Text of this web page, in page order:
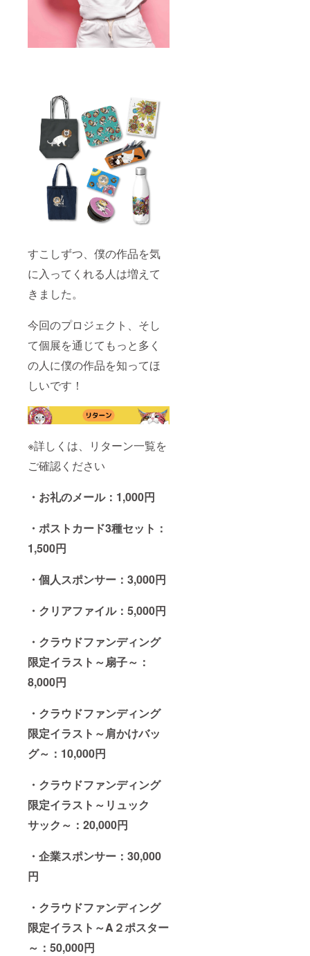
すこしずつ、僕の作品を気
に入ってくれる人は増えて
きました。
今回のプロジェクト、そし
て個展を通じてもっと多く
の人に僕の作品を知ってほ
しいです！
※詳しくは、リターン一覧を
ご確認ください
・お礼のメール：1,000円
・ポストカード3種セット：
1,500円
・個人スポンサー：3,000円
・クリアファイル：5,000円
・クラウドファンディング
限定イラスト～扇子～：
8,000円
・クラウドファンディング
限定イラスト～肩かけバッ
グ～：10,000円
・クラウドファンディング
限定イラスト～リュック
サック～：20,000円
・企業スポンサー：30,000
円
・クラウドファンディング
限定イラスト～A２ポスター
～：50,000円